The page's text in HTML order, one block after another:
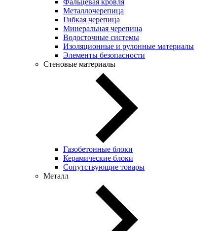
Металлочерепица
Гибкая черепица
Минеральная черепица
Водосточные системы
Изоляционные и рулонные материалы
Элементы безопасности
Стеновые материалы
Газобетонные блоки
Керамические блоки
Сопутствующие товары
Металл